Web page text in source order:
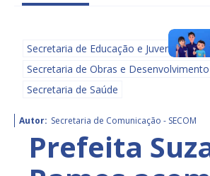
Secretaria de Educação e Juventude -
Secretaria de Obras e
Secretaria de Saúde
Autor: Secretaria de Comunicação - SECOM
Prefeita